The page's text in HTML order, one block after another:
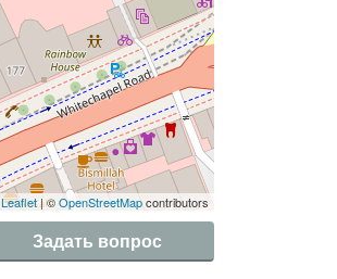
Leaflet| ©OpenStreetMapcontributors
Задать вопрос